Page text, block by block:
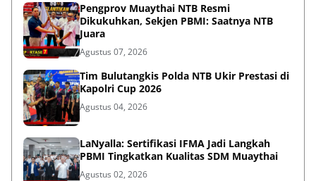
Pengprov Muaythai NTB Resmi
Dikukuhkan, Sekjen PBMI: Saatnya NTB
Juara
Agustus 07, 2026
Tim Bulutangkis Polda NTB Ukir Prestasi di
Kapolri Cup 2026
Agustus 04, 2026
LaNyalla: Sertifikasi IFMA Jadi Langkah
PBMI Tingkatkan Kualitas SDM Muaythai
Agustus 02, 2026